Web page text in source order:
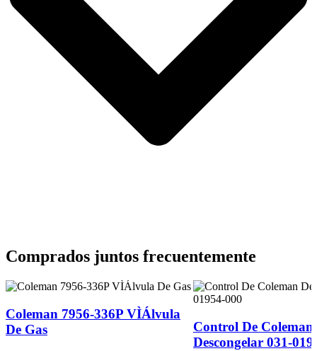
Comprados juntos frecuentemente
Coleman 7956-336P VÌÁlvula
De Gas
Control De Coleman
Descongelar 031-